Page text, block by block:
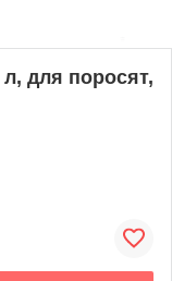
л, для поросят,